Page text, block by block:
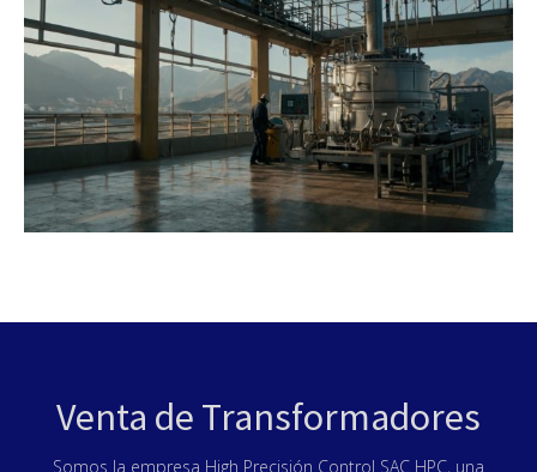
Venta de Transformadores
Somos la empresa High Precisión Control SAC HPC, una